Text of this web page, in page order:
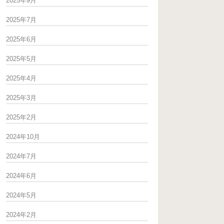
2025年7月
2025年6月
2025年5月
2025年4月
2025年3月
2025年2月
2024年10月
2024年7月
2024年6月
2024年5月
2024年2月